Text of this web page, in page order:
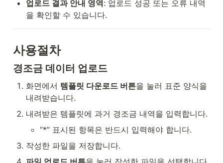
업로드 결과 안내 영역: 업로드 성공 또는 오류 내역
을 확인할 수 있습니다.
사용절차
경조금 데이터 업로드
화면에서 템플릿 다운로드 버튼을 눌러 표준 양식을
내려받습니다.
내려받은 템플릿에 과거 경조금 내역을 입력합니다.
“*” 표시된 항목은 반드시 입력해야 합니다.
작성한 파일을 저장합니다.